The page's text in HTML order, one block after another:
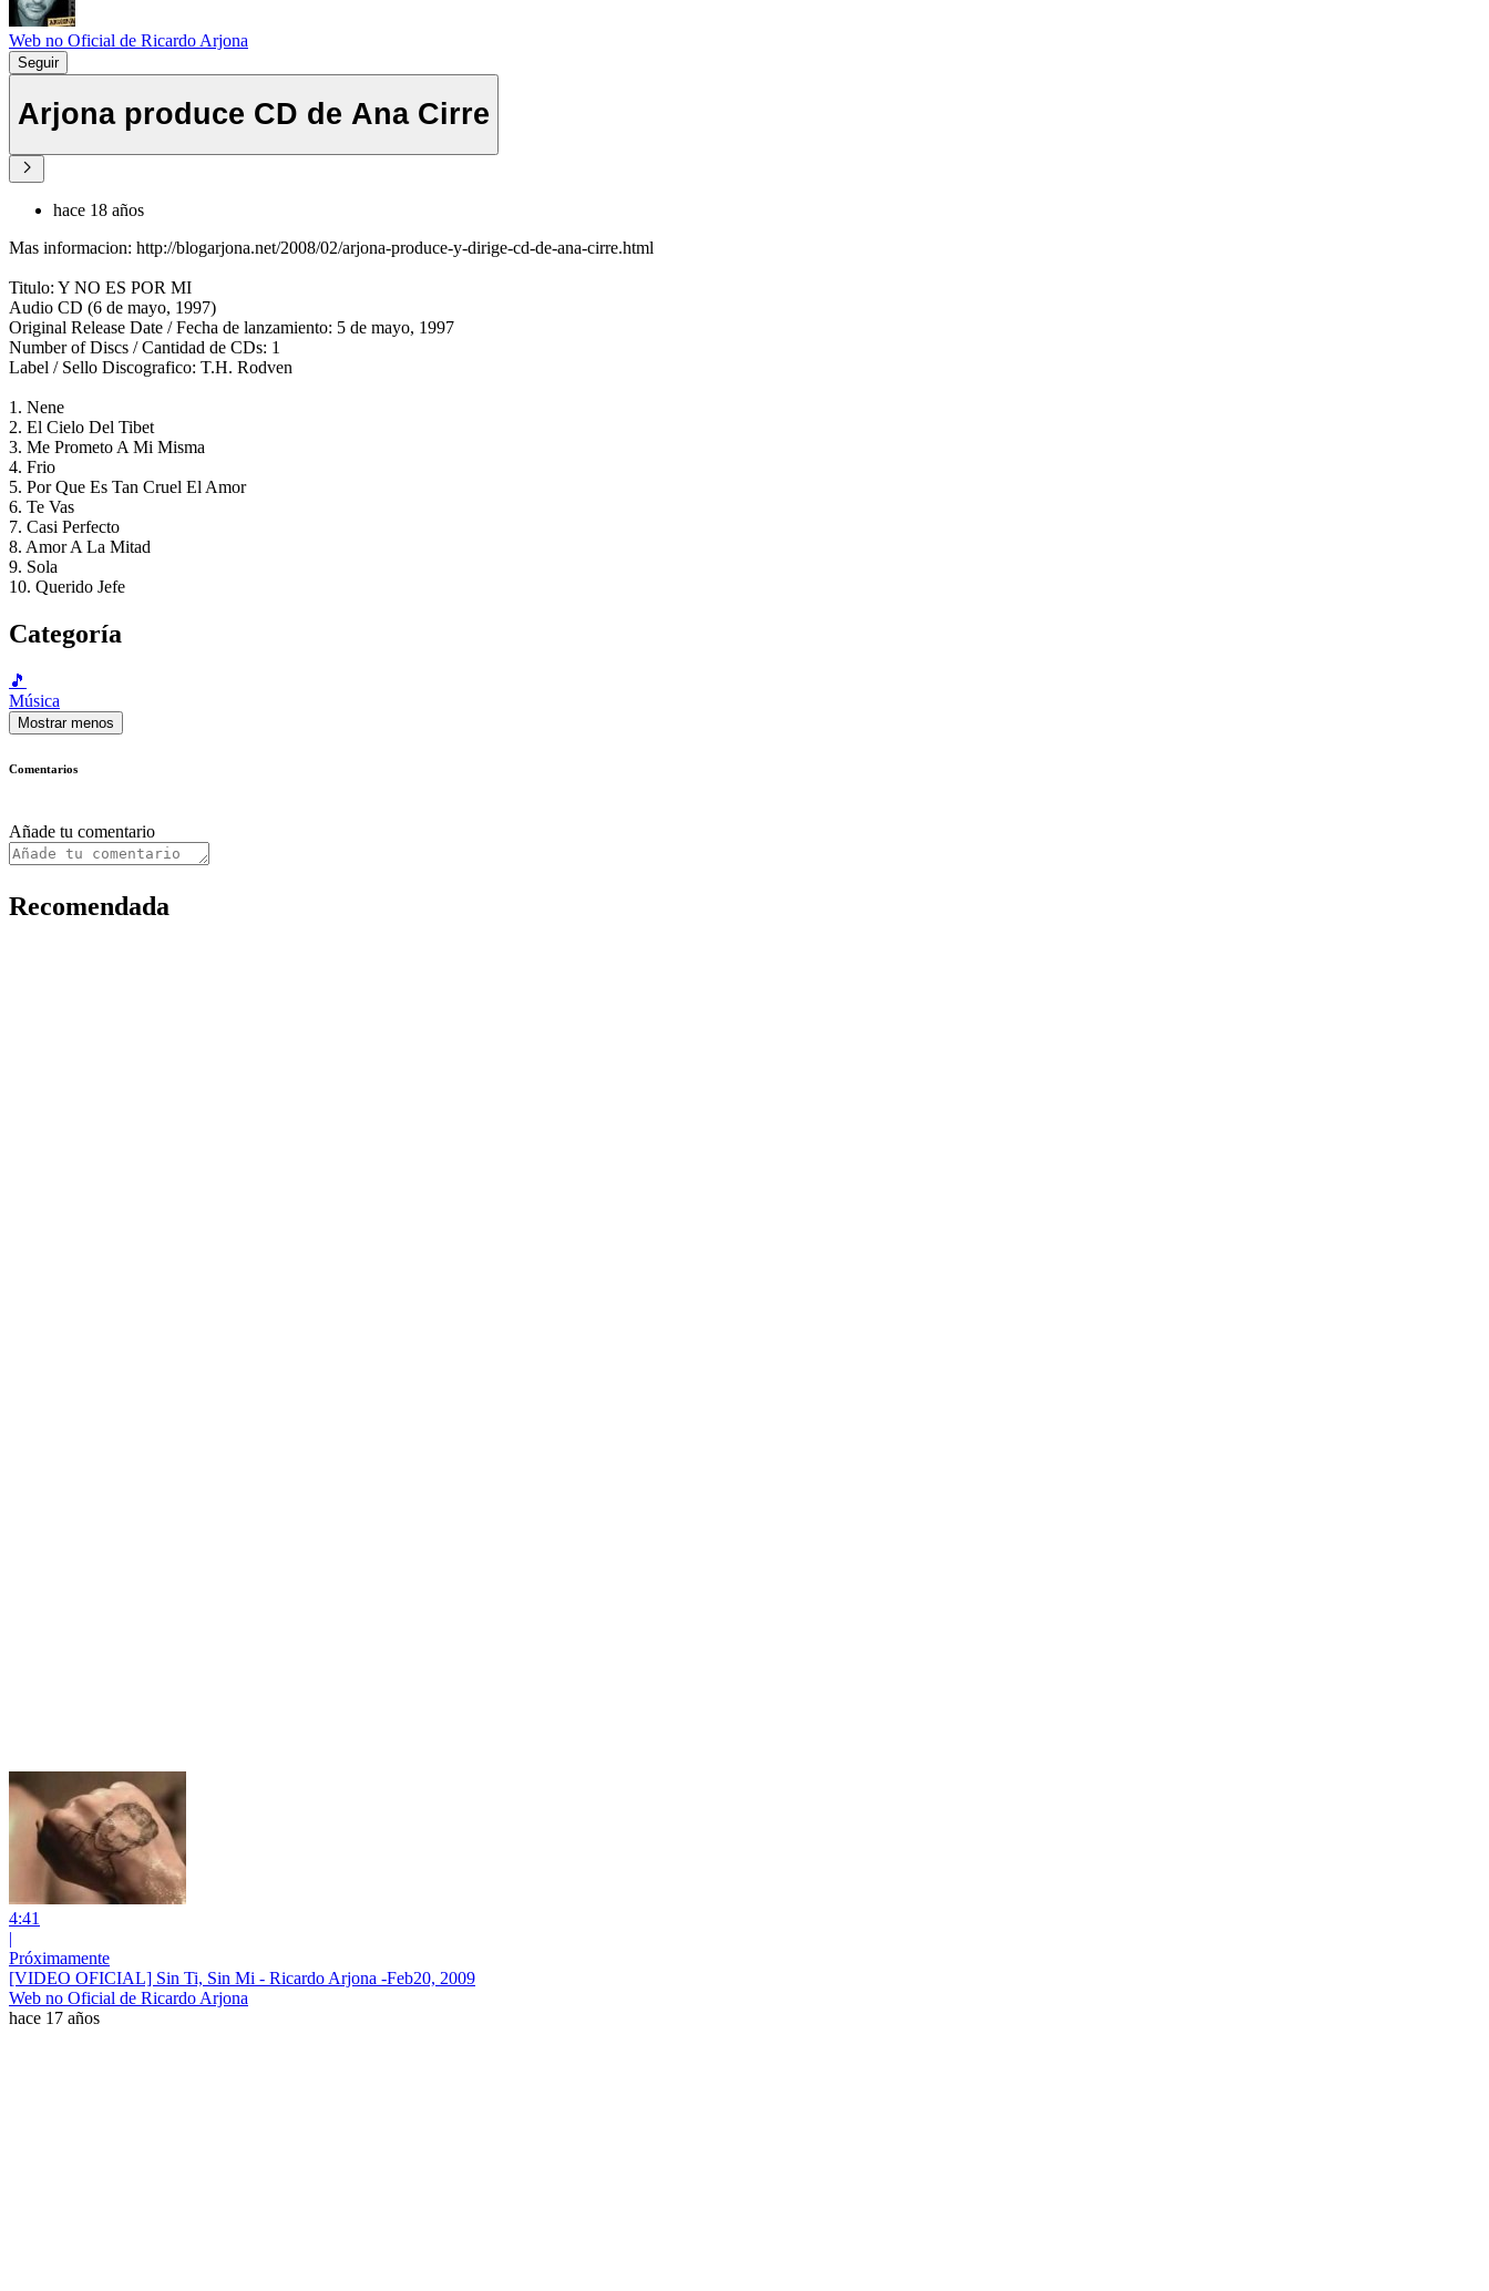
Web no Oficial de Ricardo Arjona
Seguir
Arjona produce CD de Ana Cirre
hace 18 años
Mas informacion: http://blogarjona.net/2008/02/arjona-produce-y-dirige-cd-de-ana-cirre.html
Titulo: Y NO ES POR MI
Audio CD (6 de mayo, 1997)
Original Release Date / Fecha de lanzamiento: 5 de mayo, 1997
Number of Discs / Cantidad de CDs: 1
Label / Sello Discografico: T.H. Rodven
1. Nene
2. El Cielo Del Tibet
3. Me Prometo A Mi Misma
4. Frio
5. Por Que Es Tan Cruel El Amor
6. Te Vas
7. Casi Perfecto
8. Amor A La Mitad
9. Sola
10. Querido Jefe
Categoría
🎵
Música
Mostrar menos
Comentarios
Añade tu comentario
Recomendada
4:41
|
Próximamente
[VIDEO OFICIAL] Sin Ti, Sin Mi - Ricardo Arjona -Feb20, 2009
Web no Oficial de Ricardo Arjona
hace 17 años